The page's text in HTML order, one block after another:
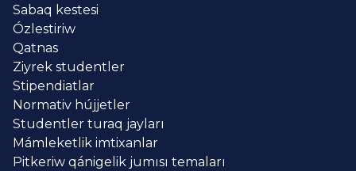
Sabaq kestesi
Ózlestiriw
Qatnas
Ziyrek studentler
Stipendiatlar
Normativ hújjetler
Studentler turaq jayları
Mámleketlik imtixanlar
Pitkeriw qánigelik jumısı temaları